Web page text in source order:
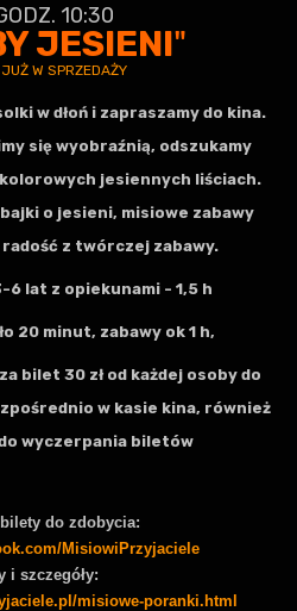
10:30
JESIENI"
W SPRZEDAŻY
w dłoń i zapraszamy do kina.
się wyobraźnią, odszukamy
jesiennych liściach.
o jesieni, misiowe zabawy
z twórczej zabawy.
6 lat z opiekunami - 1,5 h
20 minut, zabawy ok 1 h,
bilet 30 zł od każdej osoby do
w kasie kina, również
wyczerpania biletów
do zdobycia:
MisiowiPrzyjaciele
i szczegóły:
misiowe-poranki.html